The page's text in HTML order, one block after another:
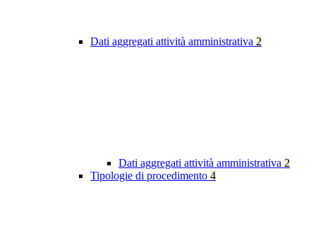
Dati aggregati attività amministrativa 2
Dati aggregati attività amministrativa 2
Tipologie di procedimento 4